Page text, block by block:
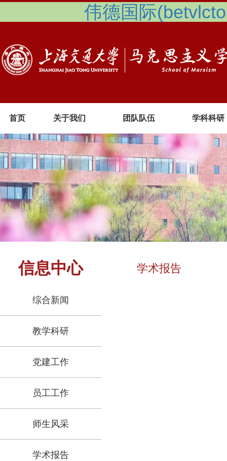
伟德国际
首页 关于我们 团队队伍 学科科研
信息中心
综合新闻
教学科研
党建工作
员工工作
师生风采
学术报告
学术报告